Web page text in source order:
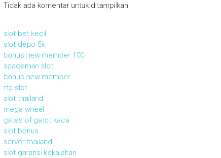
Tidak ada komentar untuk ditampilkan.
slot bet kecil
slot depo 5k
bonus new member 100
spaceman slot
bonus new member
rtp slot
slot thailand
mega wheel
gates of gatot kaca
slot bonus
server thailand
slot garansi kekalahan